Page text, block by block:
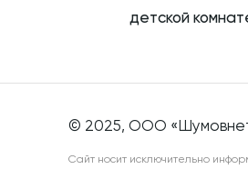
детской
© 2025, ООО
Сайт носит исключительно